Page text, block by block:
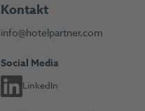
Kontakt
info@hotelpartner.com
Social Media
LinkedIn